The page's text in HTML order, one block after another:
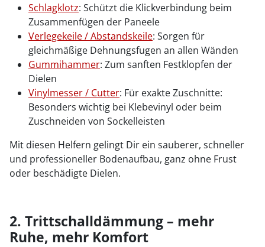
Schlagklotz: Schützt die Klickverbindung beim
Zusammenfügen der Paneele
Verlegekeile / Abstandskeile: Sorgen für
gleichmäßige Dehnungsfugen an allen Wänden
Gummihammer: Zum sanften Festklopfen der
Dielen
Vinylmesser / Cutter: Für exakte Zuschnitte:
Besonders wichtig bei Klebevinyl oder beim
Zuschneiden von Sockelleisten
Mit diesen Helfern gelingt Dir ein sauberer, schneller
und professioneller Bodenaufbau, ganz ohne Frust
oder beschädigte Dielen.
2. Trittschalldämmung – mehr
Ruhe, mehr Komfort